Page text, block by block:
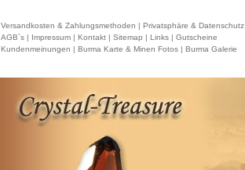
Versandkosten & Zahlungsmethoden | Privatsphäre & Datenschutz
AGB`s | Impressum | Kontakt | Sitemap | Links | Gutscheine
Kundenmeinungen | Burma Karte & Minen Fotos | Burma Galerie